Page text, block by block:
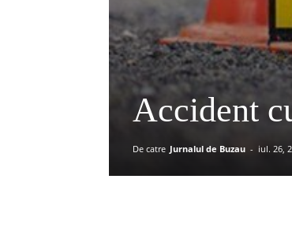
Accident
De catre Jurnalul de Buzau - iul. 26,